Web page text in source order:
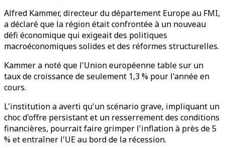
Alfred Kammer, directeur du département Europe au FMI,
a déclaré que la région était confrontée à un nouveau
défi économique qui exigeait des politiques
macroéconomiques solides et des réformes structurelles.
Kammer a noté que l'Union européenne table sur un
taux de croissance de seulement 1,3 % pour l'année en
cours.
L'institution a averti qu'un scénario grave, impliquant un
choc d'offre persistant et un resserrement des conditions
financières, pourrait faire grimper l'inflation à près de 5
% et entraîner l'UE au bord de la récession.